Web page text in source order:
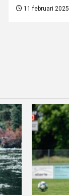
11 februari 2025